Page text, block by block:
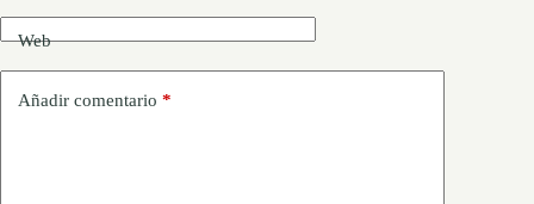
Web
Añadir comentario *